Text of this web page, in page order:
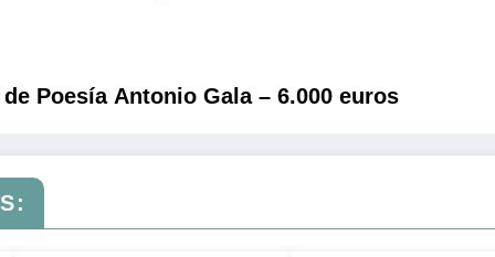
Poesía Antonio Gala – 6.000 euros